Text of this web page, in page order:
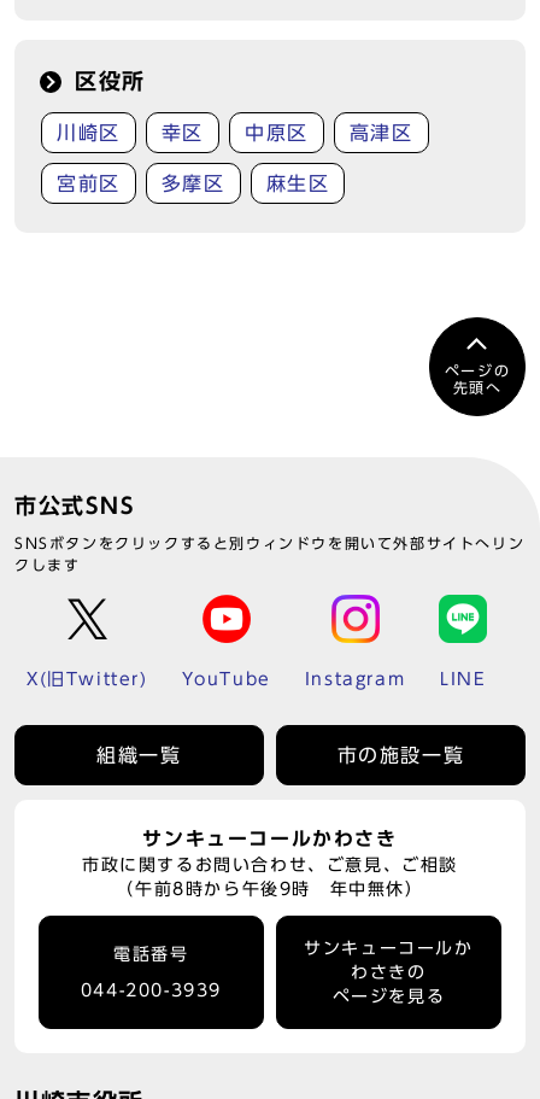
区役所
川崎区 幸区 中原区 高津区
宮前区 多摩区 麻生区
ページの
先頭へ
市公式SNS
SNSボタンをクリックすると別ウィンドウを開いて外部サイトへリン
クします
X(旧Twitter) YouTube Instagram LINE
組織一覧 市の施設一覧
サンキューコールかわさき
市政に関するお問い合わせ、ご意見、ご相談
（午前8時から午後9時 年中無休）
電話番号
044-200-3939
サンキューコールか
わさきの
ページを見る